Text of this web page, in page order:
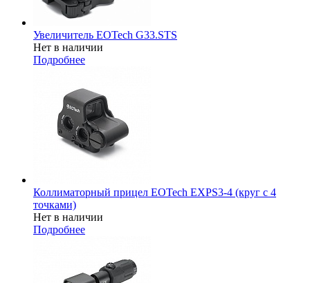
Увеличитель EOTech G33.STS
Нет в наличии
Подробнее
Коллиматорный прицел EOTech EXPS3-4 (круг с 4
точками)
Нет в наличии
Подробнее